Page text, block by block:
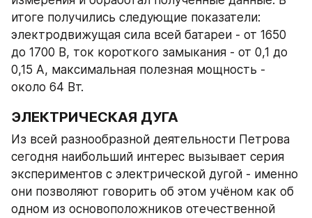
итоге получились следующие показатели:
электродвижущая сила всей батареи - от 1650
до 1700 В, ток короткого замыкания - от 0,1 до
0,15 А, максимальная полезная мощность -
около 64 Вт.
ЭЛЕКТРИЧЕСКАЯ ДУГА
Из всей разнообразной деятельности Петрова
сегодня наибольший интерес вызывает серия
экспериментов с электрической дугой - именно
они позволяют говорить об этом учёном как об
одном из основоположников отечественной